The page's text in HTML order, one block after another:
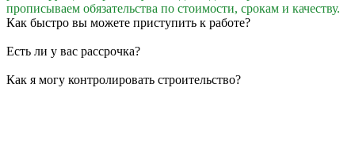
прописываем обязательства по стоимости, срокам и качеству.
Как быстро вы можете приступить к работе?
Есть ли у вас рассрочка?
Как я могу контролировать строительство?